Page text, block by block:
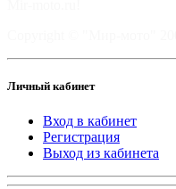
Личный кабинет
Вход в кабинет
Регистрация
Выход из кабинета